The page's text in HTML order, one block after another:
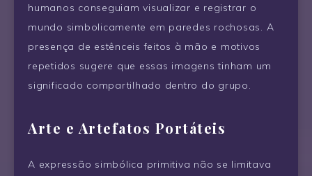
humanos conseguiam visualizar e registrar o
mundo simbolicamente em paredes rochosas. A
presença de estênceis feitos à mão e motivos
repetidos sugere que essas imagens tinham um
significado compartilhado dentro do grupo.
Arte e Artefatos Portáteis
A expressão simbólica primitiva não se limitava